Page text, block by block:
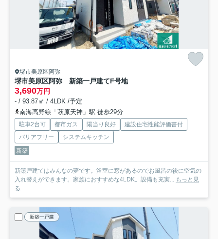
堺市美原区阿弥
堺市美原区阿弥 新築一戸建てF号地
3,690万円
- / 93.87㎡ / 4LDK /予定
南海高野線「萩原天神」駅 徒歩29分
駐車2台可 都市ガス 陽当り良好
建設住宅性能評価書付
バリアフリー
システムキッチン
新築
新築戸建てはみんなの夢です。浴室に窓があるのでお風呂の後に空気の
入れ替えができます。家族におすすめな4LDK。設備も充実...
もっと見
る
新築一戸建